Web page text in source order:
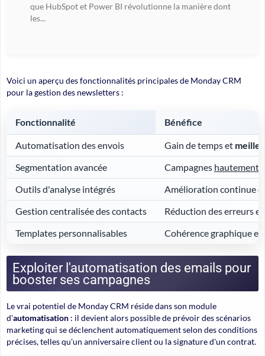
que HubSpot et Power BI révolutionne la manière dont
les...
Voici un aperçu des fonctionnalités principales de Monday CRM
pour la gestion des newsletters :
Fonctionnalité Bénéfice
Automatisation des envois Gain de temps et
Segmentation avancée
Campagnes hautement
Outils d'analyse intégrés
Amélioration continue
Gestion centralisée des contacts
Réduction des erreurs et
Templates personnalisables
Cohérence graphiqueet
Exploiter l'automatisation des emails pour
booster ses campagnes
Le vrai potentiel de Monday CRM réside dans son module
d'automatisation : il devient alors possible de prévoir desscénarios
marketingqui se déclenchent automatiquement selon des conditions
précises, telles qu'un anniversaire client ou la signature d'un contrat.